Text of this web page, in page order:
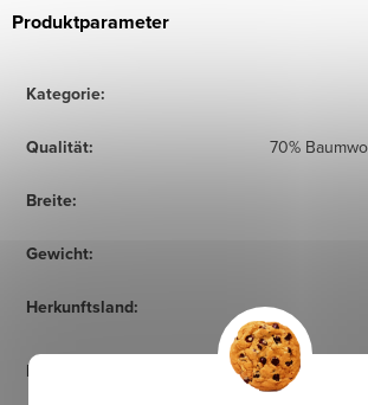
Produktparameter
Kategorie:
Qualität: 70%
Breite:
Gewicht:
Herkunftsland:
Pflegehinweise